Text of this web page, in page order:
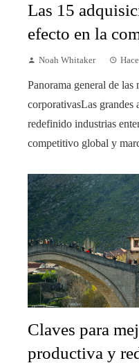
Las 15
efecto en la
Noah Whitaker
Panorama general de las
corporativasLas grandes
redefinido industrias
competitivo global y
Claves para
productiva y